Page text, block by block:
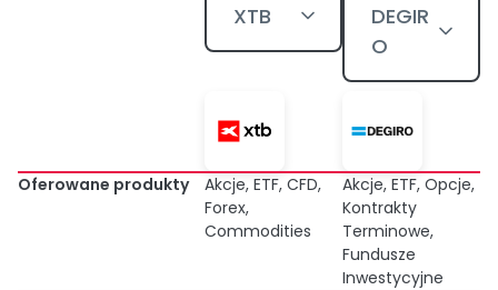
XTB
DEGIR
O
Oferowane produkty
Akcje, ETF, CFD,
Forex,
Commodities
Akcje, ETF, Opcje,
Kontrakty
Terminowe,
Fundusze
Inwestycyjne